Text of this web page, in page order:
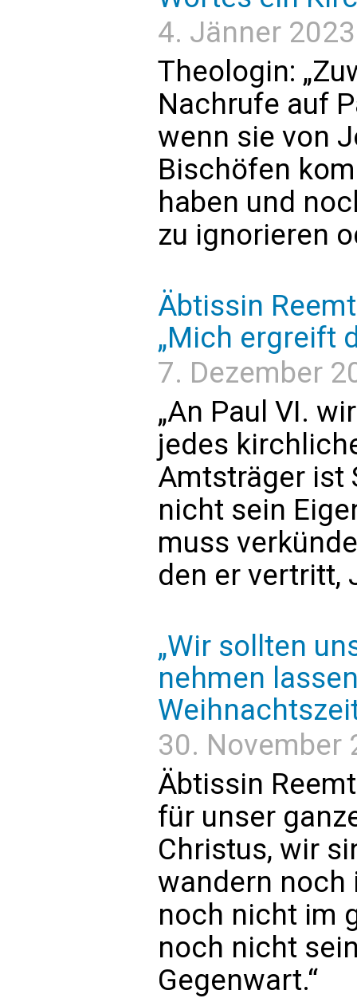
4. Jänner
Theologin:
Nachrufe auf
wenn sie von
Bischöfen
haben und
zu ignorieren
Äbtissin
„Mich ergreift
7. Dezember
„An Paul VI.
jedes
Amtsträger ist
nicht sein
muss
den er vertritt,
„Wir sollten
nehmen
30. November
Äbtissin
für unser
Christus, wir
wandern noch
noch nicht im
noch nicht
Gegenwart.“